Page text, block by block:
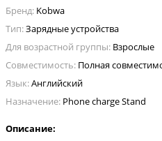
Бренд: Kobwa
Тип:Зарядные устройства
Для возрастной группы: Взрослые
Совместимость: Полная
Язык:Английский
Назначение: Phone charge Stand
Описание: